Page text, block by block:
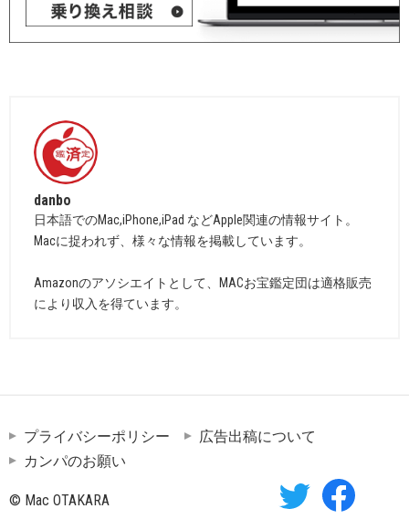
danbo
日本語でのMac,iPhone,iPad などApple関連の情報サイト。
Macに捉われず、様々な情報を掲載しています。
Amazonのアソシエイトとして、MACお宝鑑定団は適格販売
により収入を得ています。
プライバシーポリシー
広告出稿について
カンパのお願い
© Mac OTAKARA